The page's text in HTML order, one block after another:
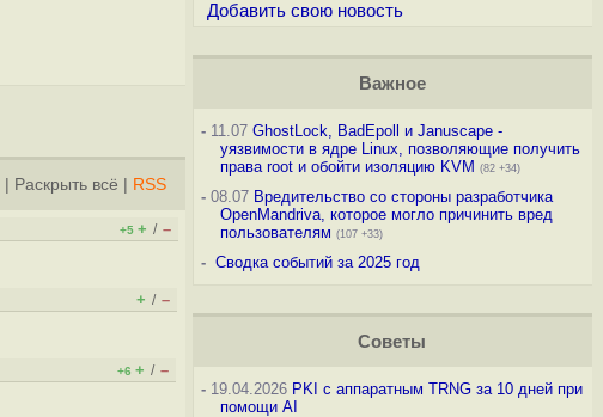
Раскрыть всё RSS
+5 + / –
+ / –
+6 + / –
Добавить свою новость
Важное
-11.07 GhostLock, BadEpoll и Januscape -
уязвимости в ядре Linux, позволяющие получить
права root и обойти изоляцию KVM (82 +34)
-08.07 Вредительство со стороны разработчика
OpenMandriva, которое могло причинить вред
пользователям (107 +33)
- Сводка событий за 2025 год
Советы
-19.04.2026 PKI с аппаратным TRNG за 10 дней при
помощи AI